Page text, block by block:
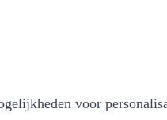
voor